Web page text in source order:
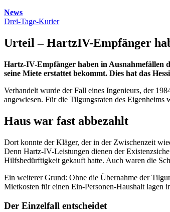
News
Drei-Tage-Kurier
Urteil – HartzIV-Empfänger
Hartz-IV-Empfänger haben in Ausnahmefällen
seine Miete erstattet bekommt. Dies hat das
Verhandelt wurde der Fall eines Ingenieurs, der
angewiesen. Für die Tilgungsraten des
Haus war fast abbezahlt
Dort konnte der Kläger, der in der Zwischenzeit
Denn Hartz-IV-Leistungen dienen der
Hilfsbedürftigkeit gekauft hatte. Auch waren die
Ein weiterer Grund: Ohne die Übernahme der
Mietkosten für einen Ein-Personen-Haushalt
Der Einzelfall entscheidet